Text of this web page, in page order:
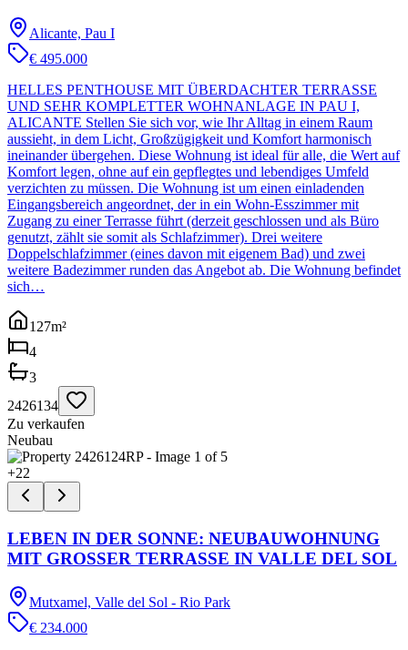
Alicante, Pau I
€ 495.000
HELLES PENTHOUSE MIT ÜBERDACHTER TERRASSE
UND SEHR KOMPLETTER WOHNANLAGE IN PAU I,
ALICANTE Stellen Sie sich vor, wie Ihr Alltag in einem Raum
aussieht, in dem Licht, Großzügigkeit und Komfort harmonisch
ineinander übergehen. Diese Wohnung ist ideal für alle, die Wert auf
Komfort legen, ohne auf ein gepflegtes und lebendiges Umfeld
verzichten zu müssen. Die Wohnung ist um einen einladenden
Eingangsbereich angeordnet, der in ein Wohn-Esszimmer mit
Zugang zu einer Terrasse führt (derzeit geschlossen und als Büro
genutzt, zählt sie somit als Schlafzimmer). Drei weitere
Doppelschlafzimmer (eines davon mit eigenem Bad) und zwei
weitere Badezimmer runden das Angebot ab. Die Wohnung befindet
sich…
127m²
4
3
2426134
Zu verkaufen
Neubau
+22
LEBEN IN DER SONNE: NEUBAUWOHNUNG
MIT GROSSER TERRASSE IN VALLE DEL SOL
Mutxamel, Valle del Sol - Rio Park
€ 234.000